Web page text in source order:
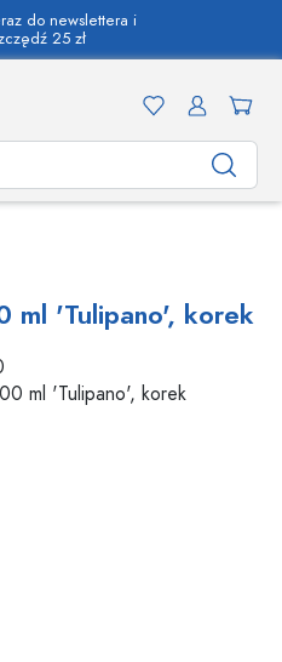
do newslettera i
25 zł
ml 'Tulipano', korek